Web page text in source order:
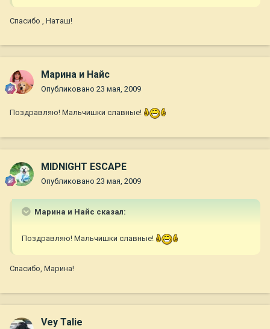
Спасибо , Наташ!
Марина и Найс
Опубликовано 23 мая, 2009
Поздравляю! Мальчишки славные!
MIDNIGHT ESCAPE
Опубликовано 23 мая, 2009
Марина и Найс сказал:
Поздравляю! Мальчишки славные!
Спасибо, Марина!
Vey Talie